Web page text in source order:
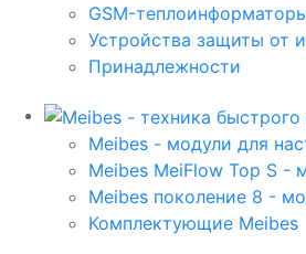
GSM-
Устройства защиты от
Принадлежности
Meibes - модули для
Meibes MeiFlow Top S -
Meibes поколение 8 -
Комплектующие Meibes